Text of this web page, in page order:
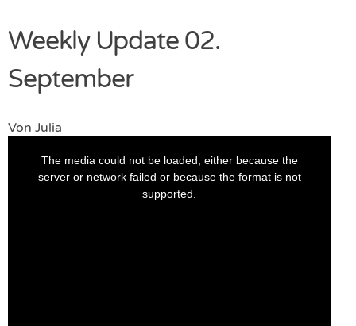
Weekly Update 02.
September
Von Julia
The media could not be loaded, either because the
server or network failed or because the format is not
supported.